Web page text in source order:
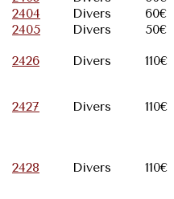
2404
Divers 60€
2405
Divers 50€
2426 Divers 110€
2427
Divers 110€
2428 Divers 110€